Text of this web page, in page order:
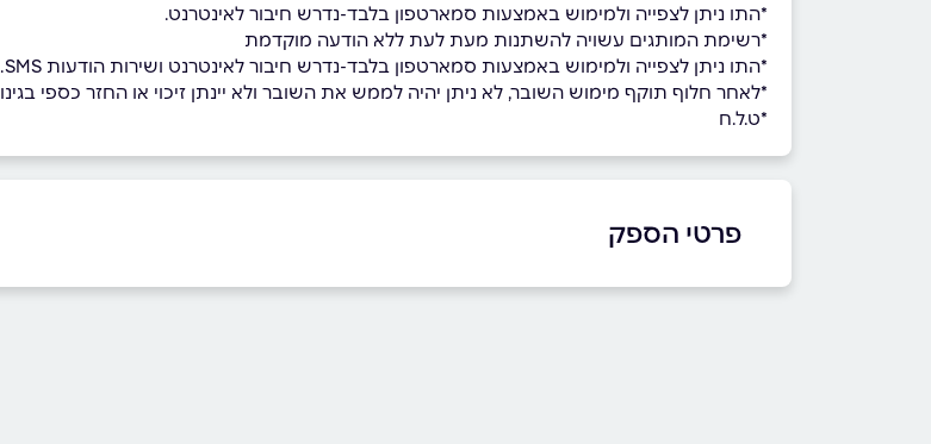
*התו ניתן לצפייה ולמימוש באמצעות סמארטפון בלבד-נדרש חיבור לאינטרנט.
*רשימת המותגים עשויה להשתנות מעת לעת ללא הודעה מוקדמת
*התו ניתן לצפייה ולמימוש באמצעות סמארטפון בלבד-נדרש חיבור לאינטרנט ושירות הודעות SMS.
*לאחר חלוף תוקף מימוש השובר, לא ניתן יהיה לממש את השובר ולא יינתן זיכוי או החזר כספי בגינו
*ט.ל.ח
פרטי הספק